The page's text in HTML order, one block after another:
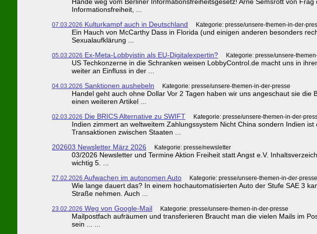
Informationsfreiheit, ...
07.03.2026 Kulturkampf auch in Deutschland Kategorie: presse/unsere-themen-in-der-
Ein Hauch von McCarthy Dass in Florida (und einigen anderen besonders
Sexualaufklärung ...
05.03.2026 Ex-Meta-Lobbyistin als EU-Digitalexpertin? Kategorie: presse/unsere-
US Techkonzerne in die Schranken weisen LobbyControl.de macht uns in
weiter an Einfluss in der ...
04.03.2026 Sanktionen aushebeln Kategorie: presse/unsere-themen-in-der-presse
Handel geht auch ohne Dollar Vor 2 Tagen haben wir uns angeschaut sie
einen weiteren Artikel ...
02.03.2026 Die BRICS Alternative zu SWIFT Kategorie: presse/unsere-themen-in-der-
Indien zimmert an weltweitem Zahlungssystem Nicht China sondern Indien
Transaktionen zwischen Staaten ...
202603 Newsletter März 2026
Kategorie: presse/newsletter
03/2026 Newsletter und Termine Aktion Freiheit statt Angst e.V.
wichtig 5. ...
27.02.2026 Aufwachen im autonomen Auto Kategorie: presse/unsere-themen-in-der-presse
Wie lange dauert das? In einem hochautomatisierten Auto der Stufe SAE 3
Straße nehmen. Auch ...
23.02.2026 Weg von Google-Mail Kategorie: presse/unsere-themen-in-der-presse
Mailpostfach aufräumen und transferieren Braucht man die vielen Mails im
sein ... ...